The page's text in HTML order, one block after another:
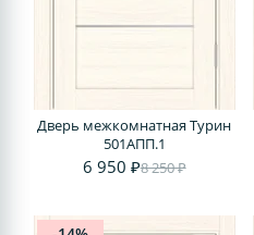
Дверь межкомнатная Турин
501AПП.1
6 950 ₽8 250 ₽